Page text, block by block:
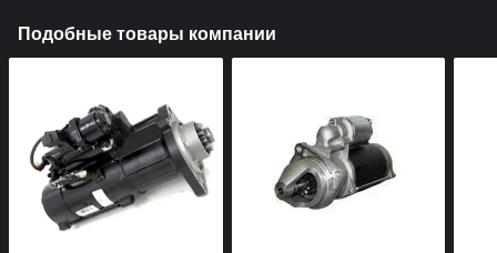
Подобные товары компании